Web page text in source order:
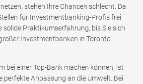
stehen Ihre Chancen schlecht. Da
für Investmentbanking-Profis frei
solide Praktikumserfahrung, bis Sie sich
Investmentbanken in Toronto
bei einer Top-Bank machen können, ist
perfekte Anpassung an die Umwelt. Bei